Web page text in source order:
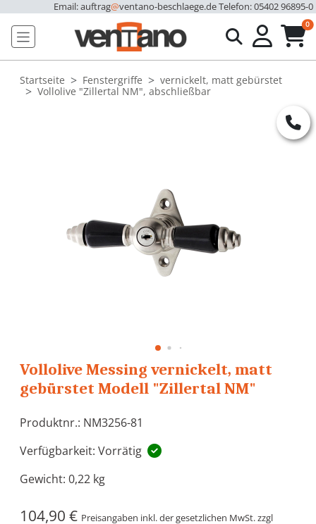
Email: auftrag@ventano-beschlaege.deTelefon: 05402 96895-0
0
Startseite Fenstergriffe
vernickelt, matt gebürstet
Vollolive "Zillertal NM", abschließbar
Vollolive Messing vernickelt, matt
gebürstet Modell "Zillertal NM"
Produktnr.: NM3256-81
Verfügbarkeit: Vorrätig
Gewicht: 0,22 kg
104,90 € Preisangaben inkl. der gesetzlichen MwSt. zzgl